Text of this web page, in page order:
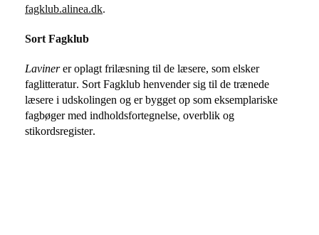
fagklub.alinea.dk.
Sort Fagklub
Laviner er oplagt frilæsning til de læsere, som elsker
faglitteratur. Sort Fagklub henvender sig til de trænede
læsere i udskolingen og er bygget op som eksemplariske
fagbøger med indholdsfortegnelse, overblik og
stikordsregister.